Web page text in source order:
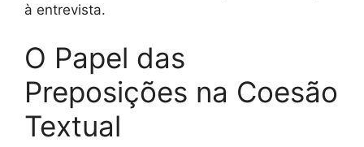
à entrevista.
O Papel das
Preposições na Coesão
Textual